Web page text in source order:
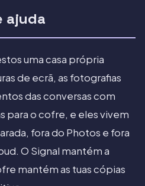
ajuda
uma casa própria
de ecrã, as fotografias
das conversas com
para o cofre, e eles vivem
fora do Photos e fora
O Signal mantém a
mantém as tuas cópias